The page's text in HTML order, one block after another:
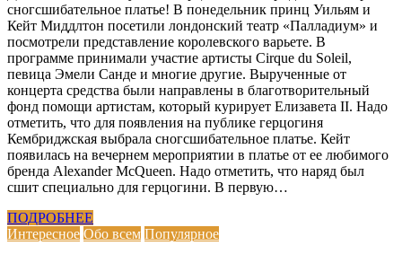
сногсшибательное платье! В понедельник принц Уильям и
Кейт Миддлтон посетили лондонский театр «Палладиум» и
посмотрели представление королевского варьете. В
программе принимали участие артисты Cirque du Soleil,
певица Эмели Санде и многие другие. Вырученные от
концерта средства были направлены в благотворительный
фонд помощи артистам, который курирует Елизавета II. Надо
отметить, что для появления на публике герцогиня
Кембриджская выбрала сногсшибательное платье. Кейт
появилась на вечернем мероприятии в платье от ее любимого
бренда Alexander McQueen. Надо отметить, что наряд был
сшит специально для герцогини. В первую…
ПОДРОБНЕЕ
Интересное Обо всем Популярное